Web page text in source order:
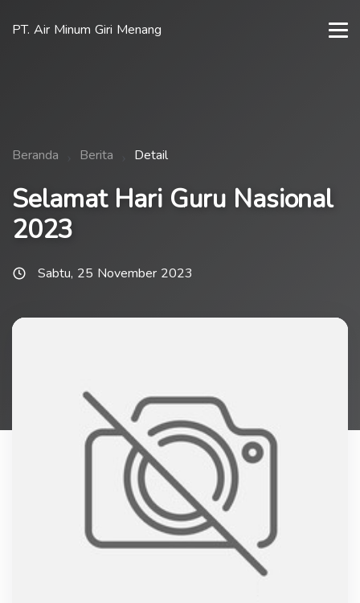
PT. Air Minum Giri Menang
Beranda Berita Detail
Selamat Hari Guru Nasional
2023
Sabtu, 25 November 2023